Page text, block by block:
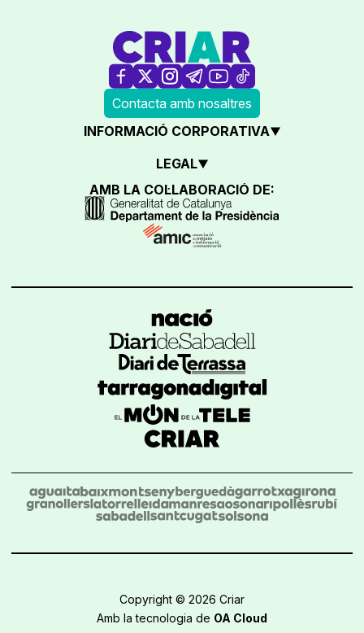
Contacta amb nosaltres
INFORMACIÓ CORPORATIVA
LEGAL
AMB LA COL·LABORACIÓ DE:
Copyright © 2026 Criar
Amb la tecnologia de OA Cloud